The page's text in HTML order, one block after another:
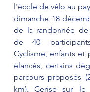
l'école de vélo au
dimanche 18
de la randonnée
de 40
Cyclisme, enfants et
élancés, certains
parcours proposés
km). Cerise sur le